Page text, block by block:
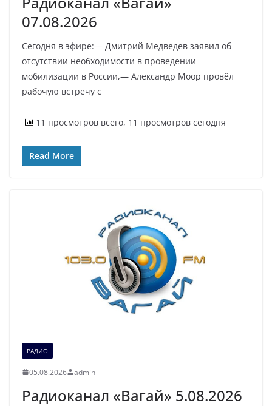
07.08.2026
Сегодня в эфире:— Дмитрий Медведев заявил об
отсутствии необходимости в проведении
мобилизации в России,— Александр Моор провёл
рабочую встречу с
11 просмотров всего, 11 просмотров сегодня
Read More
РАДИО
05.08.2026 admin
Радиоканал «Вагай» 5.08.2026